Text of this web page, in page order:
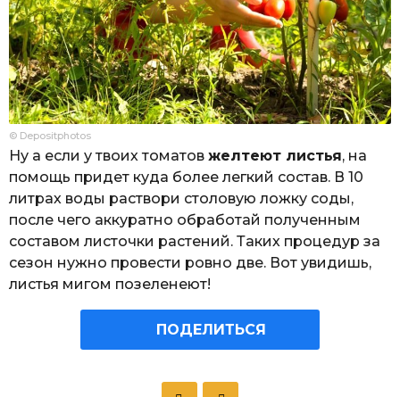
© Depositphotos
Ну а если у твоих томатов желтеют листья, на
помощь придет куда более легкий состав. В 10
литрах воды раствори столовую ложку соды,
после чего аккуратно обработай полученным
составом листочки растений. Таких процедур за
сезон нужно провести ровно две. Вот увидишь,
листья мигом позеленеют!
ПОДЕЛИТЬСЯ